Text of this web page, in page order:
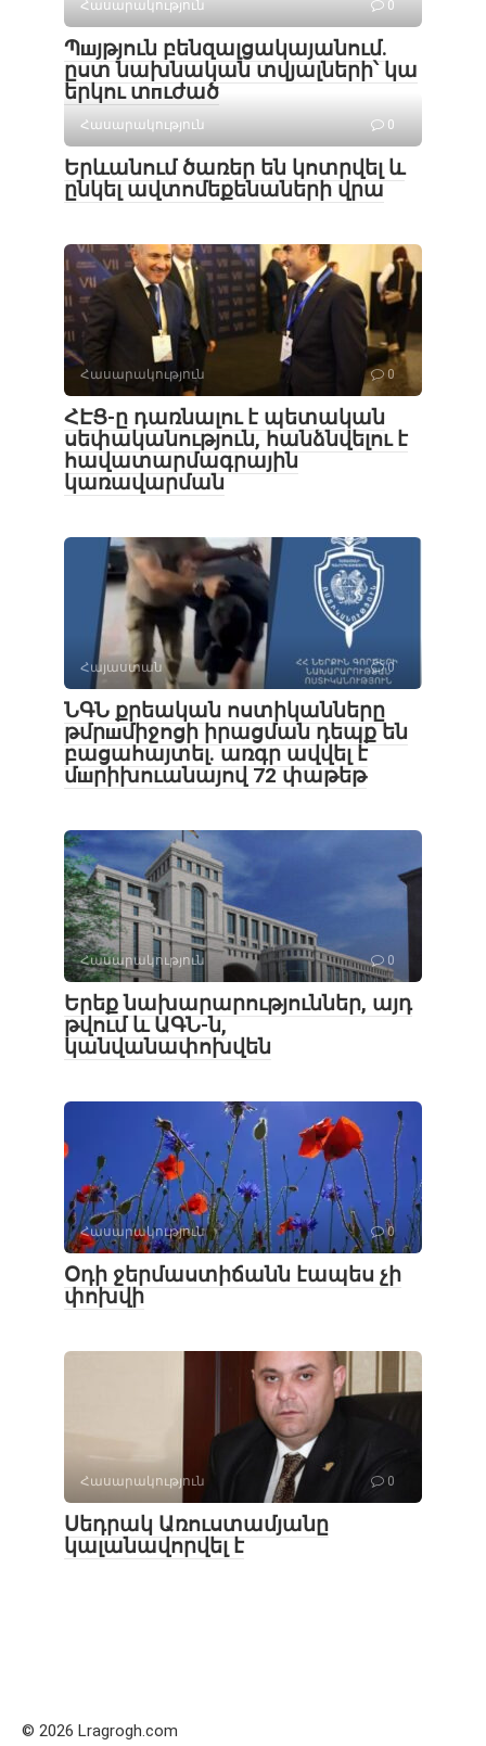
Հասարակություն 0
Պшյթյուն բենզալցակայանում.
ըստ նախնական տվյալների՝ կա
երկու տпւժած
Հասարակություն 0
Երևանում ծառեր են կոտրվել և
ընկել ավտոմեքենաների վրա
Հասարակություն 0
ՀԷՑ-ը դառնալու է պետական
սեփականություն, հանձնվելու է
հավատարմագրային
կառավարման
Հայաստան 0
ՆԳՆ քրեական ոստիկանները
թմրшմիջոցի իրացման դեպք են
բացահայտել․ առգր ավվել է
մшրիխուանայով 72 փաթեթ
Հասարակություն 0
Երեք նախարարություններ, այդ
թվում և ԱԳՆ-ն,
կանվանափոխվեն
Հասարակություն 0
Օդի ջերմաստիճանն էապես չի
փոխվի
Հասարակություն 0
Սեդրակ Առուստամյանը
կալանավորվել է
© 2026 Lragrogh.com